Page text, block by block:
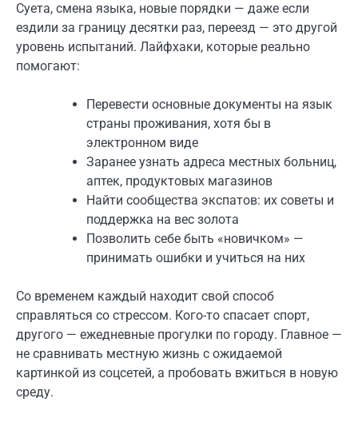
Суета, смена языка, новые порядки — даже если
ездили за границу десятки раз, переезд — это другой
уровень испытаний. Лайфхаки, которые реально
помогают:
Перевести основные документы на язык
страны проживания, хотя бы в
электронном виде
Заранее узнать адреса местных больниц,
аптек, продуктовых магазинов
Найти сообщества экспатов: их советы и
поддержка на вес золота
Позволить себе быть «новичком» —
принимать ошибки и учиться на них
Со временем каждый находит свой способ
справляться со стрессом. Кого-то спасает спорт,
другого — ежедневные прогулки по городу. Главное —
не сравнивать местную жизнь с ожидаемой
картинкой из соцсетей, а пробовать вжиться в новую
среду.